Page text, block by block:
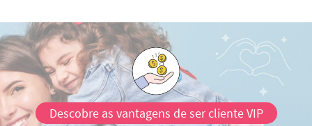
Descobre as vantagens de ser cliente VIP